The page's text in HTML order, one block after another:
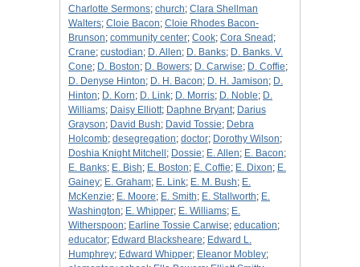
Charlotte Sermons; church; Clara Shellman
Walters; Cloie Bacon; Cloie Rhodes Bacon-
Brunson; community center; Cook; Cora Snead ;
Crane; custodian; D. Allen; D. Banks; D. Banks. V.
Cone; D. Boston; D. Bowers; D. Carwise; D. Coffie;
D. Denyse Hinton; D. H. Bacon; D. H. Jamison; D.
Hinton; D. Korn; D. Link; D. Morris; D. Noble; D.
Williams; Daisy Elliott; Daphne Bryant; Darius
Grayson; David Bush; David Tossie; Debra
Holcomb; desegregation; doctor; Dorothy Wilson;
Doshia Knight Mitchell ; Dossie; E. Allen; E. Bacon;
E. Banks; E. Bish; E. Boston; E. Coffie; E. Dixon; E.
Gainey; E. Graham; E. Link; E. M. Bush; E.
McKenzie; E. Moore; E. Smith; E. Stallworth; E.
Washington; E. Whipper; E. Williams; E.
Witherspoon; Earline Tossie Carwise; education;
educator; Edward Blacksheare; Edward L.
Humphrey; Edward Whipper; Eleanor Mobley;